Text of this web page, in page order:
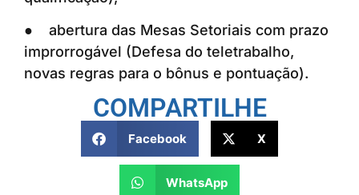
● abertura das Mesas Setoriais com prazo
improrrogável (Defesa do teletrabalho,
novas regras para o bônus e pontuação).
COMPARTILHE
Facebook X
WhatsApp